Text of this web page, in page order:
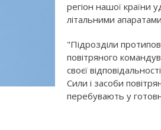
регіон нашої країни
літальними
"Підрозділи
повітряного
своєї
Сили і засоби
перебувають у